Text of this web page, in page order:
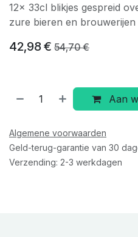
12x 33cl blikjes gespreid
zure bieren en brouwerijen
42,98€ 54,70€
Aan
Algemene voorwaarden
Geld-terug-garantie van 30
Verzending: 2-3 werkdagen